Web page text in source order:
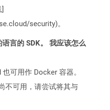
security)。
言的 SDK。 我应该怎么
可用作 Docker 容器。
不可用，请尝试将其与